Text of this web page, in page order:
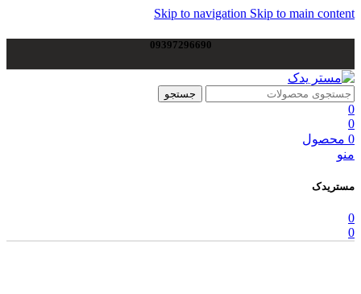
Skip to navigation Skip to main content
09397296690
جستجو
0
0
0 محصول
منو
مستریدک
0
0